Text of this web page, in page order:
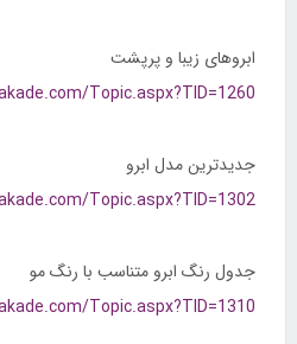
ابروهای زیبا و پرپشت
Topic.aspx?TID=1260
جدیدترین مدل ابرو
Topic.aspx?TID=1302
جدول رنگ ابرو متناسب با رنگ مو
Topic.aspx?TID=1310